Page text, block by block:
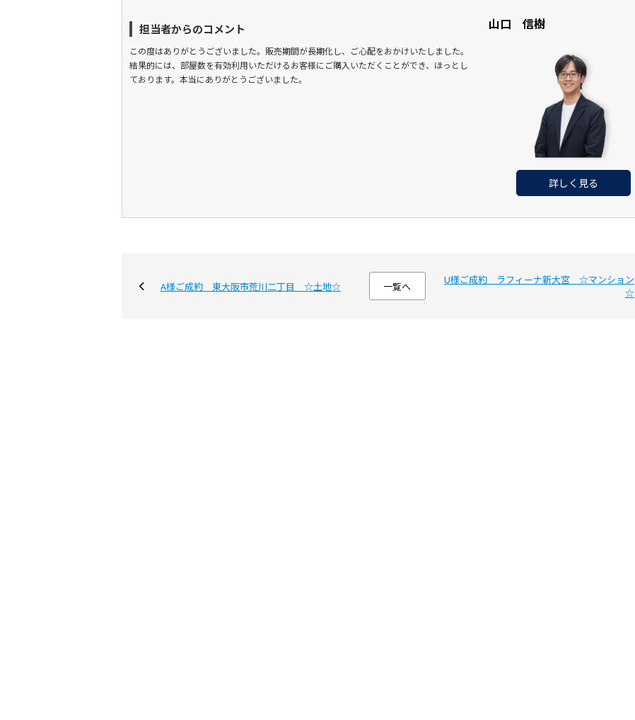
担当者からのコメント
この度はありがとうございました。販売期間が長期化し、ご心配をおかけいたしました。
結果的には、部屋数を有効利用いただけるお客様にご購入いただくことができ、ほっとし
ております。本当にありがとうございました。
山口 信樹
詳しく見る
A様ご成約 東大阪市荒川二丁目 ☆土地☆ 一覧へ
U様ご成約 ラフィーナ新大宮 ☆マンション
☆